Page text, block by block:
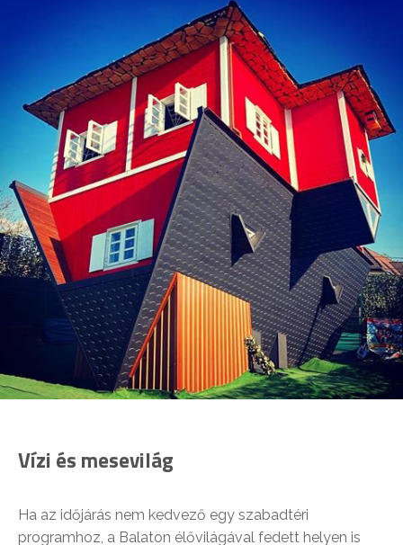
Vízi és mesevilág
Ha az időjárás nem kedvező egy szabadtéri
programhoz, a Balaton élővilágával fedett helyen is